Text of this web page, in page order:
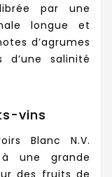
par une
longue et
d’agrumes
salinité
vins
Blanc N.V.
une grande
des fruits de